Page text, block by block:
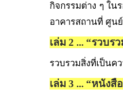
กิจกรรมต่าง ๆ ใน
อาคารสถานที่ ศูน
เล่ม 2 ... “รวบร
รวบรวมสิ่งที่เป็นค
เล่ม 3 ... “หนังสื